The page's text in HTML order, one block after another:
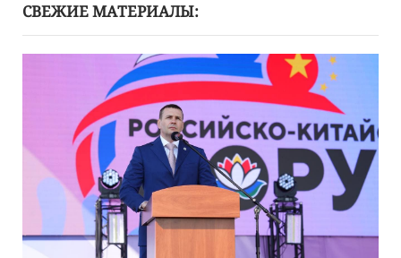
СВЕЖИЕ МАТЕРИАЛЫ: